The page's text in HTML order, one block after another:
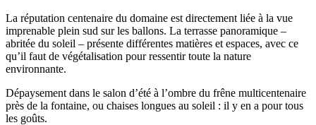
La réputation centenaire du domaine est directement liée à la vue
imprenable plein sud sur les ballons. La terrasse panoramique –
abritée du soleil – présente différentes matières et espaces, avec ce
qu’il faut de végétalisation pour ressentir toute la nature
environnante.
Dépaysement dans le salon d’été à l’ombre du frêne multicentenaire
près de la fontaine, ou chaises longues au soleil : il y en a pour tous
les goûts.